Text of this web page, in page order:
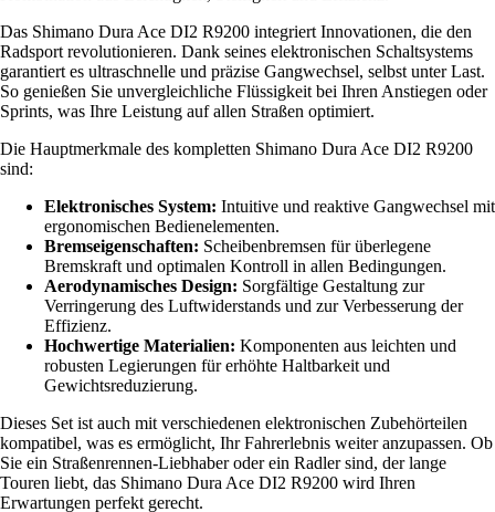
Das Shimano Dura Ace DI2 R9200 integriert Innovationen, die den
Radsport revolutionieren. Dank seines elektronischen Schaltsystems
garantiert es ultraschnelle und präzise Gangwechsel, selbst unter Last.
So genießen Sie unvergleichliche Flüssigkeit bei Ihren Anstiegen oder
Sprints, was Ihre Leistung auf allen Straßen optimiert.
Die Hauptmerkmale des kompletten Shimano Dura Ace DI2 R9200
sind:
Elektronisches System: Intuitive und reaktive Gangwechsel mit
ergonomischen Bedienelementen.
Bremseigenschaften: Scheibenbremsen für überlegene
Bremskraft und optimalen Kontroll in allen Bedingungen.
Aerodynamisches Design: Sorgfältige Gestaltung zur
Verringerung des Luftwiderstands und zur Verbesserung der
Effizienz.
Hochwertige Materialien: Komponenten aus leichten und
robusten Legierungen für erhöhte Haltbarkeit und
Gewichtsreduzierung.
Dieses Set ist auch mit verschiedenen elektronischen Zubehörteilen
kompatibel, was es ermöglicht, Ihr Fahrerlebnis weiter anzupassen. Ob
Sie ein Straßenrennen-Liebhaber oder ein Radler sind, der lange
Touren liebt, das Shimano Dura Ace DI2 R9200 wird Ihren
Erwartungen perfekt gerecht.